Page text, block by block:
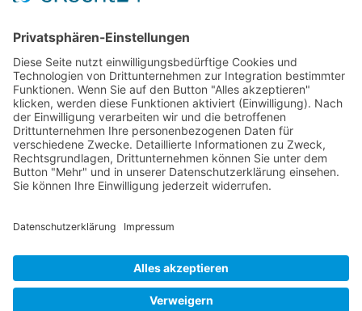
Cookie-Einstellungen
AGB
Sitemap
Container und Modulbau vor Ort
Anmelden
Ihr Partner für Containerbau | Modulbau | Systembau | Fertigbau |
temporäre Gebäude | Raumsysteme | Containergebäude |
Baucontainer |
Wohncontainer |Bürocontainer| Schulcontainer |
Baustellencontainer | Containervermietung | Interimsgebäude |
Raumzellen | Sondercontainer | Containeranlagen